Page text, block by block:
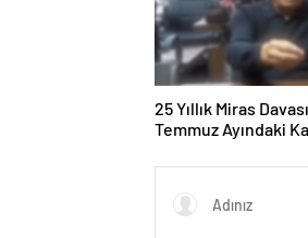
25 Yıllık Miras
Temmuz Ayındaki